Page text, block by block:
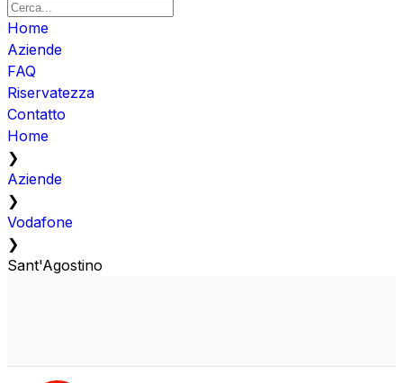
Home
Aziende
FAQ
Riservatezza
Contatto
Home
❯
Aziende
❯
Vodafone
❯
Sant'Agostino